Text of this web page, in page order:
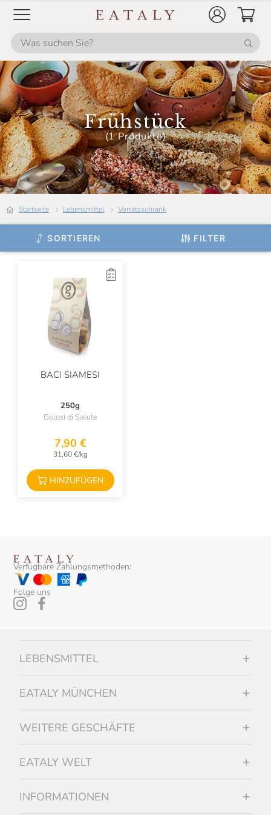
Frühstück
(1 Produkte)
Startseite Lebensmittel Vorratsschrank
SORTIEREN FILTER
BACI SIAMESI
250g
Golosi di Salute
7,90 €
31,60 €/kg
HINZUFÜGEN
Verfügbare Zahlungsmethoden:
Folge uns
LEBENSMITTEL
EATALY MÜNCHEN
WEITERE GESCHÄFTE
EATALY WELT
INFORMATIONEN